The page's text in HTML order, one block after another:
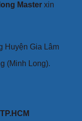
Master xin
Huyện Gia Lâm
(Minh Long).